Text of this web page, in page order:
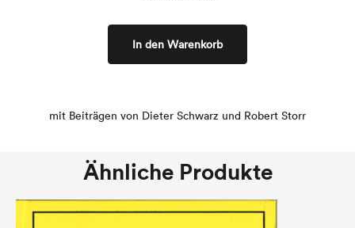
In den Warenkorb
mit Beiträgen von Dieter Schwarz und Robert Storr
Ähnliche Produkte